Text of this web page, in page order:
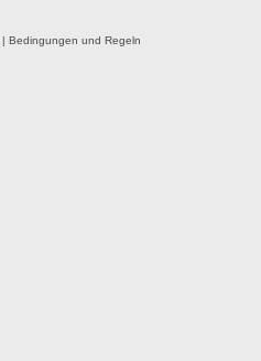
| Bedingungen und Regeln